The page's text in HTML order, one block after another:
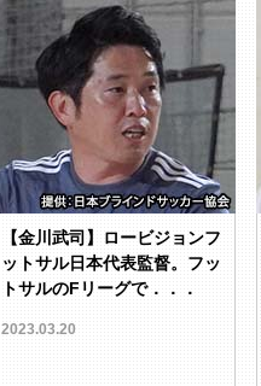
【金川武司】ロービジョンフ
ットサル日本代表監督。フッ
トサルのFリーグで．．．
2023.03.20